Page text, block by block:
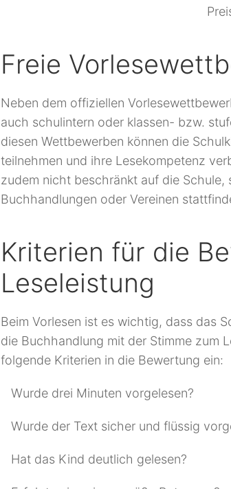
Freie
Neben dem offiziellen
auch schulintern oder klassen- bzw.
diesen Wettbewerben können die
teilnehmen und ihre Lesekompetenz
zudem nicht beschränkt auf die Schule,
Buchhandlungen oder Vereinen
Kriterien für die
Leseleistung
Beim Vorlesen ist es wichtig, dass das
die Buchhandlung mit der Stimme zum
folgende Kriterien in die Bewertung ein:
Wurde drei Minuten vorgelesen?
Wurde der Text sicher und flüssig
Hat das Kind deutlich gelesen?